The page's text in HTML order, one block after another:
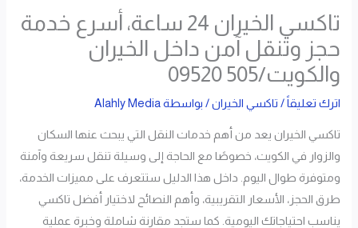
تاكسي الخيران 24 ساعة، أسرع خدمة
حجز وتنقل آمن داخل الخيران
والكويت/505 09520
اترك تعليقاً / تاكسي الخيران/ بواسطة Alahly Media
تاكسي الخيران يعد من أهم خدمات النقل التي يبحث عنها السكان
والزوار في الكويت، خصوصًا مع الحاجة إلى وسيلة تنقل سريعة وآمنة
ومتوفرة طوال اليوم. داخل هذا الدليل ستتعرف على مميزات الخدمة،
طرق الحجز، الأسعار التقريبية، وأهم النصائح لاختيار أفضل تاكسي
يناسب احتياجاتك اليومية. كما ستجد مقارنة شاملة وخبرة عملية